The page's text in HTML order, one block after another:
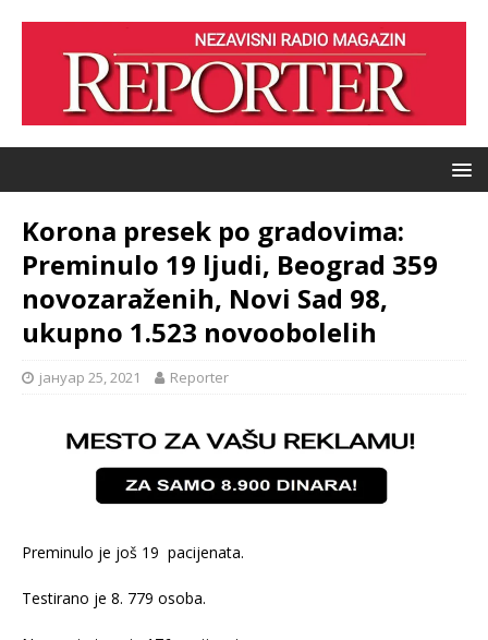
Korona presek po gradovima:
Preminulo 19 ljudi, Beograd 359
novozaraženih, Novi Sad 98,
ukupno 1.523 novoobolelih
јануар 25, 2021 Reporter
Preminulo je još 19 pacijenata.
Testirano je 8. 779 osoba.